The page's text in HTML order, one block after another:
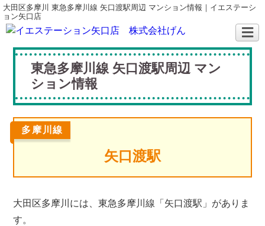
大田区多摩川 東急多摩川線 矢口渡駅周辺 マンション情報｜イエステーシ
ョン矢口店
東急多摩川線 矢口渡駅周辺 マン
ション情報
多摩川線
矢口渡駅
大田区多摩川には、東急多摩川線「矢口渡駅」がありま
す。